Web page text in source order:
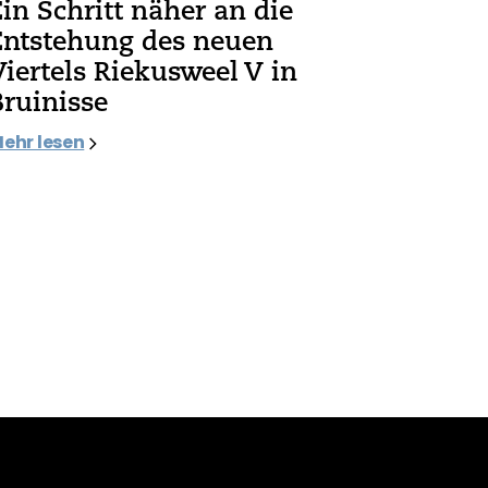
Schritt näher an die
des neuen
Riekusweel V in
lesen